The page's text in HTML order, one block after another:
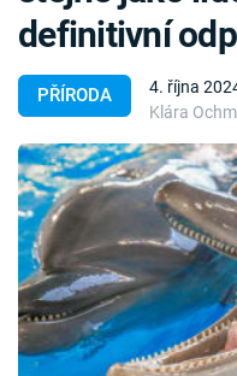
Témata
Témata
Pořady
TV Program
Časopis
PŘÍRODA
4. října
Klára
definitivní